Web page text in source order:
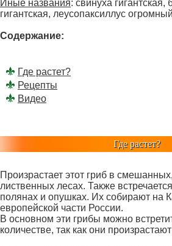
Иные названия: свинуха
гигантская, леусопаксиллус
Содержание:
Где растет?
Рецепты
Видео
Где растет?
Произрастает этот гриб в
лиственных лесах. Также
полянах и опушках. Их собирают на
европейской части России.
В основном эти грибы можно
количестве, так как они